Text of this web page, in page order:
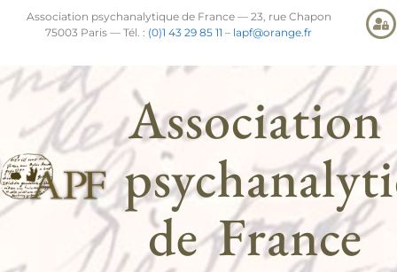
Association psychanalytique de France — 23, rue Chapon
75003 Paris — Tél. : (0)1 43 29 85 11 – lapf@orange.fr
Association
de France